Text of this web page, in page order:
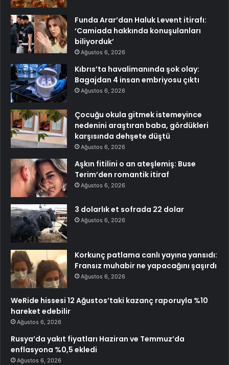
Funda Arar’dan Haluk Levent itirafı:
‘Camiada hakkında konuşulanları
biliyorduk’
Ağustos 6, 2026
Kıbrıs’ta havalimanında şok olay:
Bagajdan 4 insan embriyosu çıktı
Ağustos 6, 2026
Çocuğu okula gitmek istemeyince
nedenini araştıran baba, gördükleri
karşısında dehşete düştü
Ağustos 6, 2026
Aşkın fitilini o an ateşlemiş: Buse
Terim’den romantik itiraf
Ağustos 6, 2026
3 dolarlık et sofrada 22 dolar
Ağustos 6, 2026
Korkunç patlama canlı yayına yansıdı:
Fransız muhabir ne yapacağını şaşırdı
Ağustos 6, 2026
WeRide hissesi 12 Ağustos’taki kazanç raporuyla %10
hareket edebilir
Ağustos 6, 2026
Rusya’da yakıt fiyatları Haziran ve Temmuz’da
enflasyona %0,5 ekledi
Ağustos 6, 2026